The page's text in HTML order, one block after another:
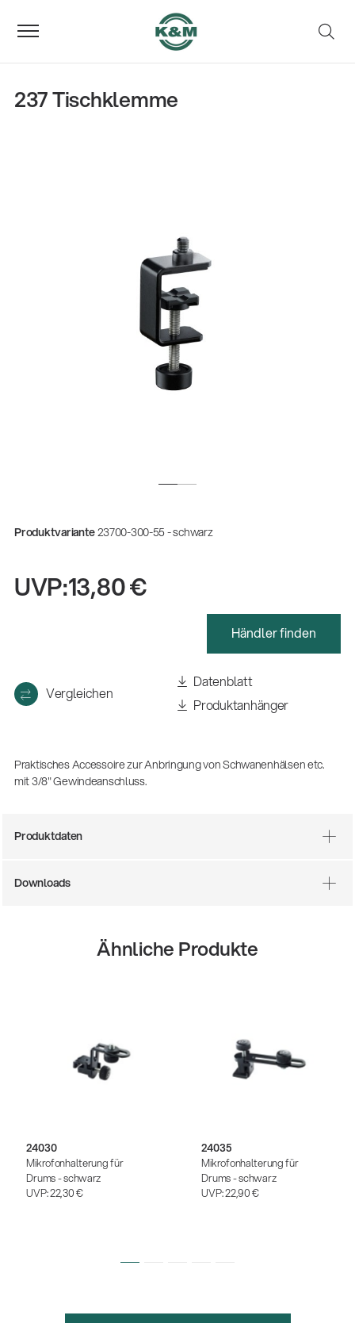
Mehr Gigs durch Agenturen
Musikbusiness | 19.03.2026
Zerspanungsmechaniker:in Ausbildung
237 Tischklemme
Produktvariante23700-300-55 - schwarz
UVP:13,80 €
Händler finden
Vergleichen
Datenblatt
Produktanhänger
Praktisches Accessoire zur Anbringung von Schwanenhälsen etc.
mit 3/8" Gewindeanschluss.
Produktdaten
Downloads
Ähnliche Produkte
24030
Mikrofonhalterung für
Drums - schwarz
UVP:22,30 €
24035
Mikrofonhalterung für
Drums - schwarz
UVP:22,90 €